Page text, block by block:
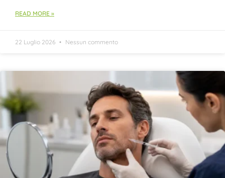
READ MORE »
22 Luglio 2026 Nessun commento